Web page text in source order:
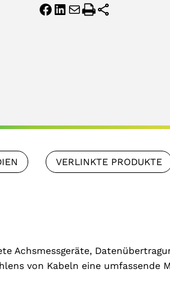
VERLINKTE PRODUKTE
Achsmessgeräte,
von Kabeln eine umfassende